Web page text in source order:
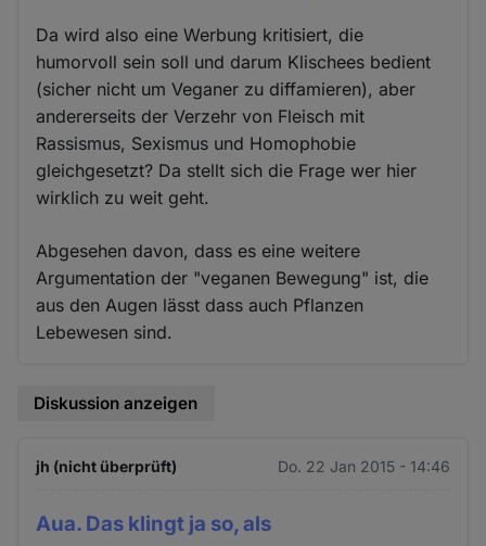
Da wird also eine Werbung kritisiert, die
humorvoll sein soll und darum Klischees bedient
(sicher nicht um Veganer zu diffamieren), aber
andererseits der Verzehr von Fleisch mit
Rassismus, Sexismus und Homophobie
gleichgesetzt? Da stellt sich die Frage wer hier
wirklich zu weit geht.
Abgesehen davon, dass es eine weitere
Argumentation der "veganen Bewegung" ist, die
aus den Augen lässt dass auch Pflanzen
Lebewesen sind.
Diskussion anzeigen
jh (nicht überprüft) Do. 22 Jan 2015 - 14:46
Aua. Das klingt ja so, als